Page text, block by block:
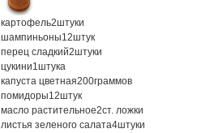
картофель2штуки
шампиньоны12штук
перец сладкий2штуки
цукини1штука
капуста цветная200граммов
помидоры12штук
масло растительное2ст. ложки
листья зеленого салата4штуки